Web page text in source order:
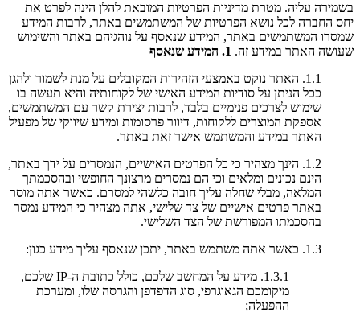
בשמירה עליה. מטרת מדיניות הפרטיות המובאת להלן הינה לפרט את
יחס החברה לכל נושא הפרטיות של המשתמשים באתר, לרבות המידע
שמסרו המשתמשים באתר, המידע שנאסף על נוהגיהם באתר והשימוש
שעושה האתר במידע זה. 1. המידע שנאסף
1.1. האתר נוקט באמצעי הזהירות המקובלים על מנת לשמור ולהגן
ככל הניתן על סודיות המידע האישי של לקוחותיה והיא תעשה בו
שימוש לצרכים פנימיים בלבד, לרבות יצירת קשר עם המשתמשים,
אספקת המוצרים ללקוחות, דיוור פרסומות ומידע שיווקי של מפעיל
האתר במידע והמשתמש אישר זאת באתר.
1.2. הינך מצהיר כי כל הפרטים האישיים, הנמסרים על ידך באתר,
הינם נכונים ומלאים וכי הם נמסרים מרצונך החופשי ובהסכמתך
המלאה, מבלי שחלה עליך חובה כלשהי למסרם. כאשר אתה מוסר
באתר פרטים אישיים של צד שלישי, אתה מצהיר כי המידע נמסר
בהסכמתו המפורשת של הצד השלישי.
1.3. כאשר אתה משתמש באתר, יתכן שנאסף עליך מידע כגון:
1.3.1. מידע על המחשב שלכם, כולל כתובת ה-IP שלכם,
מיקומכם הגאוגרפי, סוג הדפדפן והגרסה שלו, ומערכת
ההפעלה;